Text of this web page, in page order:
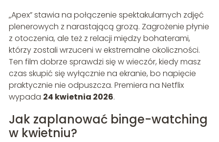
„Apex” stawia na połączenie spektakularnych zdjęć
plenerowych z narastającą grozą. Zagrożenie płynie
z otoczenia, ale też z relacji między bohaterami,
którzy zostali wrzuceni w ekstremalne okoliczności.
Ten film dobrze sprawdzi się w wieczór, kiedy masz
czas skupić się wyłącznie na ekranie, bo napięcie
praktycznie nie odpuszcza. Premiera na Netflix
wypada 24 kwietnia 2026.
Jak zaplanować binge-watching
w kwietniu?